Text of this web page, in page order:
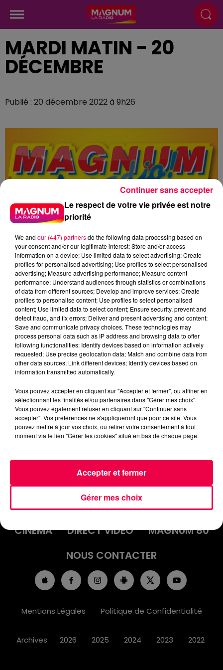
MARDI MATIN - 20
DÉCEMBRE
Publié : 20 décembre 2022 à 9h26
Flash infos
Crédit :Flash infos
INFOS
AGENDA
JEUX
PODCASTS
CINÉMA
DIRECT VIDÉO
MAGNUM 80
NOUS CONTACTER
Mentions Légales Politique de Confidentialité
Archives 2026 2025 2024 2023 2022
Le respect de votre vie privée est notre
priorité
We and our (447) partnersdo the following data processing based on
your consent and/or our legitimate interest: Store and/or access
information on a device; Use limited data to select advertising; Create
profiles for personalised advertising; Use profiles to select personalised
advertising; Measure advertising performance; Measure content
performance; Understand audiences through statistics or combinations
of data from different sources; Develop and improve services; Create
profiles to personalise content; Use profiles to select personalised
content; Use limited data to select content; Ensure security, prevent and
detect fraud, and fix errors; Deliver and present advertising and content;
Save and communicate privacy choices. These technologies may
process personal data such as IP address and browsing data to offer
following functionalities: Identify devices based on information actively
requested; Use precise geolocation data; Match and combine data from
other data sources; Link different devices; Identify devices based on
information transmitted automatically.
Vous pouvez accepter en cliquant sur "Accepter et fermer", ou affiner en
sélectionnant les finalités et/ou partenaires dans "Gérer mes choix".
Vous pouvez également refuser en cliquant sur "Continuer sans
accepter". Vos préférences ne s'appliqueront que pour ce site. Vous
pouvez mettre à jour vos choix, ou retirer votre consentement à tout
moment via le lien "Gérer les cookies" situé en bas de chaque page.
Gérer mes choix
Accepter et fermer
Continuer sans accepter